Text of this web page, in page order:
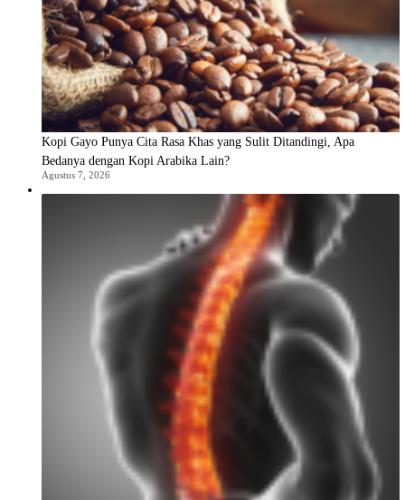
Kopi Gayo Punya Cita Rasa Khas yang Sulit Ditandingi, Apa
Bedanya dengan Kopi Arabika Lain?
Agustus 7, 2026